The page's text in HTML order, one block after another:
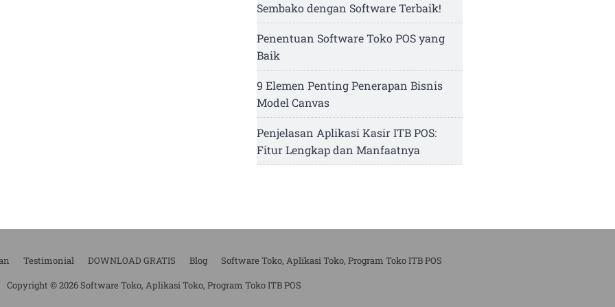
Sembako dengan Software Terbaik!
Penentuan Software Toko POS yang
Baik
9 Elemen Penting Penerapan Bisnis
Model Canvas
Penjelasan Aplikasi Kasir ITB POS:
Fitur Lengkap dan Manfaatnya
Testimonial DOWNLOAD GRATIS Blog
Software Toko, Aplikasi Toko, Program Toko ITB POS
Copyright © 2026 Software Toko, Aplikasi Toko, Program Toko ITB POS